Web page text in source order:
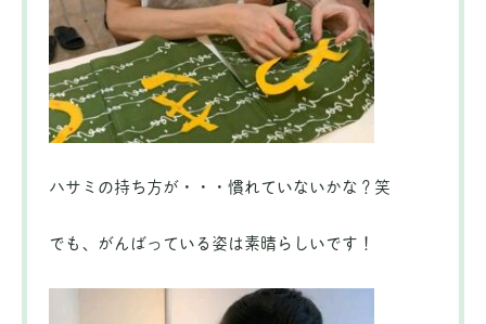
ハサミの持ち方が・・・慣れていないかな？笑
でも、がんばっている姿は素晴らしいです！